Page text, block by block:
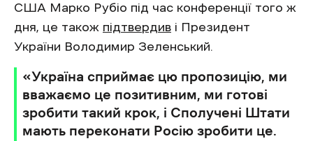
США Марко Рубіо під час конференції того ж
дня, це також підтвердив і Президент
України Володимир Зеленський.
«Україна сприймає цю пропозицію, ми
вважаємо це позитивним, ми готові
зробити такий крок, і Сполучені Штати
мають переконати Росію зробити це.